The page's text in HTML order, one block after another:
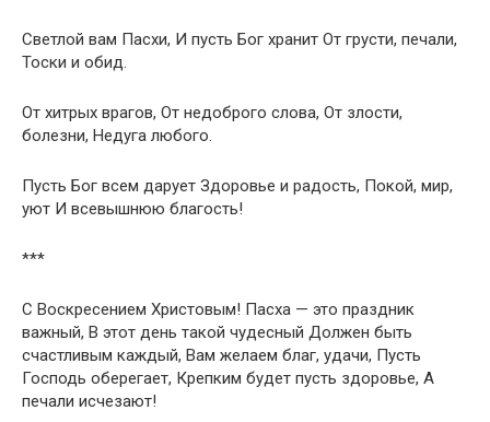
Светлой вам Пасхи, И пусть Бог хранит От грусти, печали,
Тоски и обид.
От хитрых врагов, От недоброго слова, От злости,
болезни, Недуга любого.
Пусть Бог всем дарует Здоровье и радость, Покой, мир,
уют И всевышнюю благость!
***
С Воскресением Христовым! Пасха — это праздник
важный, В этот день такой чудесный Должен быть
счастливым каждый, Вам желаем благ, удачи, Пусть
Господь оберегает, Крепким будет пусть здоровье, А
печали исчезают!